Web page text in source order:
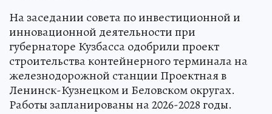
На заседании совета по инвестиционной и
инновационной деятельности при
губернаторе Кузбасса одобрили проект
строительства контейнерного терминала на
железнодорожной станции Проектная в
Ленинск-Кузнецком и Беловском округах.
Работы запланированы на 2026-2028 годы.